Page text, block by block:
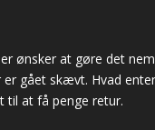
ønsker at gøre det
gået skævt. Hvad
til at få penge retur.